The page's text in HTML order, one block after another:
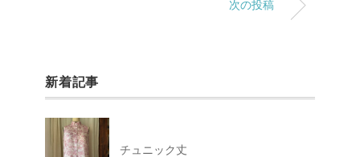
次の投稿
新着記事
チュニック丈